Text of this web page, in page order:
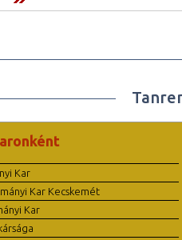
Kar
Kar Kecskemét
Kar